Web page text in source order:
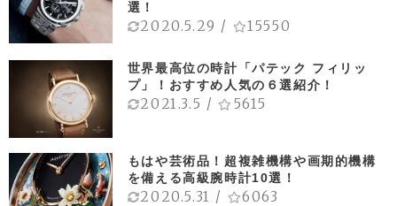
選！
2020.5.29 / 15550
世界最高位の時計「パテック フィリッ
プ」！おすすめ人気の６選紹介！
2021.3.5 / 5615
もはや芸術品！超複雑機構や画期的機構
を備える高級腕時計10選！
2020.5.31 / 6063